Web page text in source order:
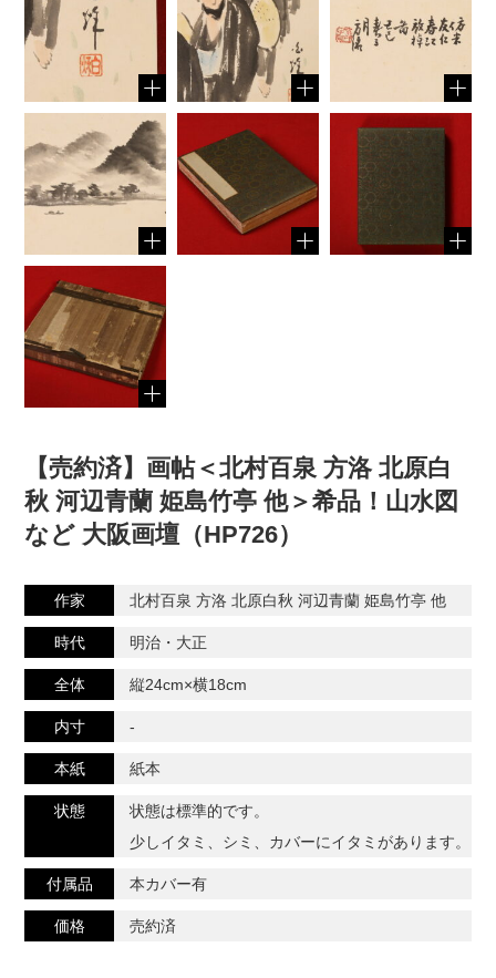
【売約済】画帖＜北村百泉 方洛 北原白
秋 河辺青蘭 姫島竹亭 他＞希品！山水図
など 大阪画壇（HP726）
作家 北村百泉 方洛 北原白秋 河辺青蘭 姫島竹亭 他
時代 明治・大正
全体 縦24cm×横18cm
内寸 -
本紙 紙本
状態
状態は標準的です。
少しイタミ、シミ、カバーにイタミがあります。
付属品 本カバー有
価格 売約済